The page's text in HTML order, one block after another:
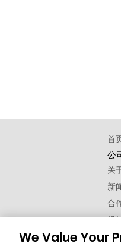
首
公
关
新
合
经
联
We Value Your